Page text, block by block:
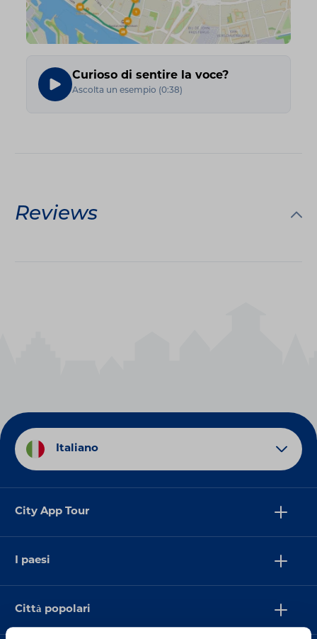
Curioso di sentire la voce?
Ascolta un esempio (0:38)
Reviews
Italiano
City App Tour
I paesi
Città popolari